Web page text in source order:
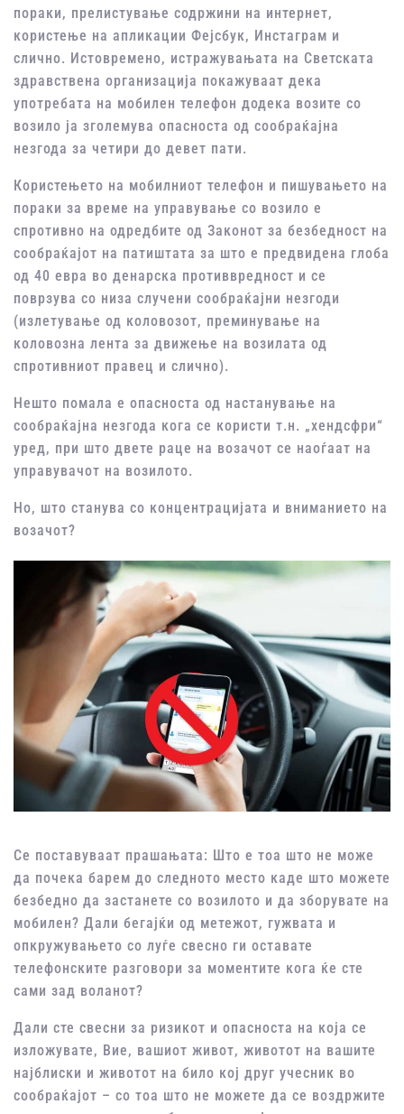
пораки, прелистување содржини на интернет,
користење на апликации Фејсбук, Инстаграм и
слично. Истовремено, истражувањата на Светската
здравствена организација покажуваат дека
употребата на мобилен телефон додека возите со
возило ја зголемува опасноста од сообраќајна
незгода за четири до девет пати.
Користењето на мобилниот телефон и пишувањето на
пораки за време на управување со возило е
спротивно на одредбите од Законот за безбедност на
сообраќајот на патиштата за што е предвидена глоба
од 40 евра во денарска противвредност и се
поврзува со низа случени сообраќајни незгоди
(излетување од коловозот, преминување на
коловозна лента за движење на возилата од
спротивниот правец и слично).
Нешто помала е опасноста од настанување на
сообраќајна незгода кога се користи т.н. „хендсфри“
уред, при што двете раце на возачот се наоѓаат на
управувачот на возилото.
Но, што станува со концентрацијата и вниманието на
возачот?
Се поставуваат прашањата: Што е тоа што не може
да почека барем до следното место каде што можете
безбедно да застанете со возилото и да зборувате на
мобилен? Дали бегајќи од метежот, гужвата и
опкружувањето со луѓе свесно ги оставате
телефонските разговори за моментите кога ќе сте
сами зад воланот?
Дали сте свесни за ризикот и опасноста на која се
изложувате, Вие, вашиот живот, животот на вашите
најблиски и животот на било кој друг учесник во
сообраќајот – со тоа што не можете да се воздржите